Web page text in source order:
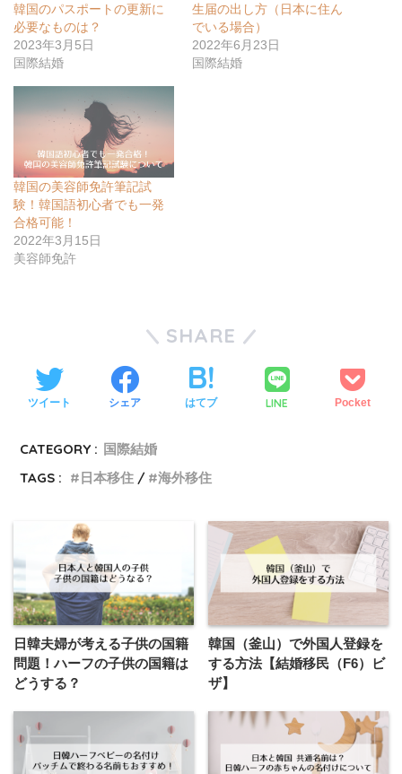
韓国のパスポートの更新に
必要なものは？
2023年3月5日
国際結婚
生届の出し方（日本に住ん
でいる場合）
2022年6月23日
国際結婚
韓国の美容師免許筆記試
験！韓国語初心者でも一発
合格可能！
2022年3月15日
美容師免許
SHARE
ツイート シェア はてブ LINE Pocket
CATEGORY : 国際結婚
TAGS :
日本移住 海外移住
日韓夫婦が考える子供の国籍
問題！ハーフの子供の国籍は
どうする？
韓国（釜山）で外国人登録を
する方法【結婚移民（F6）ビ
ザ】